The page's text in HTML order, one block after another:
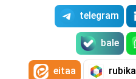
telegram
bale
rubika
eitaa